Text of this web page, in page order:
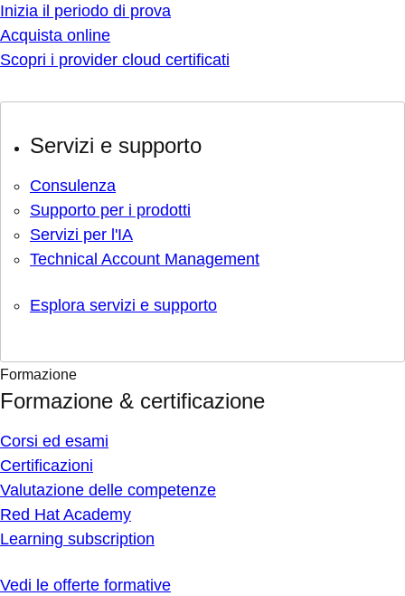
Inizia il periodo di prova
Acquista online
Scopri i provider cloud certificati
Servizi e supporto
Consulenza
Supporto per i prodotti
Servizi per l'IA
Technical Account Management
Esplora servizi e supporto
Formazione
Formazione & certificazione
Corsi ed esami
Certificazioni
Valutazione delle competenze
Red Hat Academy
Learning subscription
Vedi le offerte formative